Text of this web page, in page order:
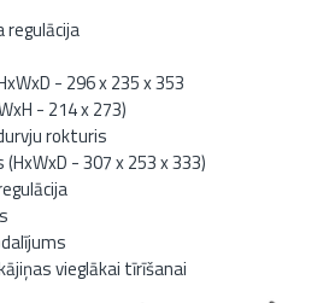
- 296 x 235 x 353
- 214 x 273)
rokturis
- 307 x 253 x 333)
vieglākai tīrīšanai